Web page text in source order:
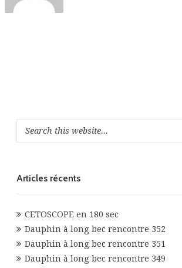
Articles récents
CETOSCOPE en 180 sec
Dauphin à long bec rencontre 352
Dauphin à long bec rencontre 351
Dauphin à long bec rencontre 349